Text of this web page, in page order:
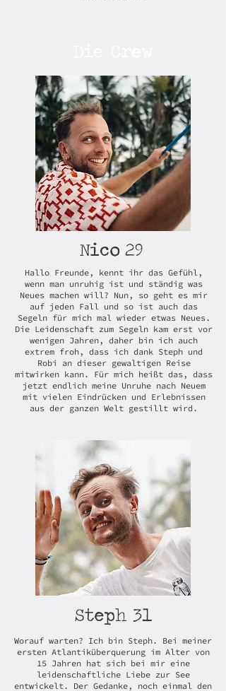
Nico 29
Hallo Freunde, kennt ihr das Gefühl,
wenn man unruhig ist und ständig was
Neues machen will? Nun, so geht es mir
auf jeden Fall und so ist auch das
Segeln für mich mal wieder etwas Neues.
Die Leidenschaft zum Segeln kam erst vor
wenigen Jahren, daher bin ich auch
extrem froh, dass ich dank Steph und
Robi an dieser gewaltigen Reise
mitwirken kann. Für mich heißt das, dass
jetzt endlich meine Unruhe nach Neuem
mit vielen Eindrücken und Erlebnissen
aus der ganzen Welt gestillt wird.
Steph 31
Worauf warten? Ich bin Steph. Bei meiner
ersten Atlantiküberquerung im Alter von
15 Jahren hat sich bei mir eine
leidenschaftliche Liebe zur See
entwickelt. Der Gedanke, noch einmal den